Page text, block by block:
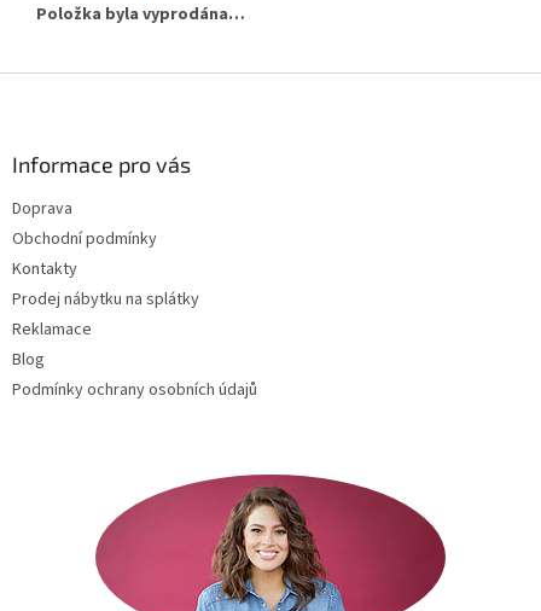
Položka byla vyprodána…
Informace pro vás
Doprava
Obchodní podmínky
Kontakty
Prodej nábytku na splátky
Reklamace
Blog
Podmínky ochrany osobních údajů